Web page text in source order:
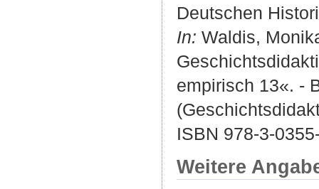
Deutschen
In: Waldis,
empirisch 13«. -
ISBN 978-3-
Weitere